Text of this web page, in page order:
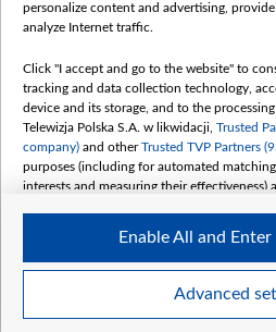
Белсат
Жэстачайшы
Belsat
Biełsat PL
Белсат
Белсат
Белсат
Белсат
My
personalize content and advertising,
analyze Internet traffic.
Click "I accept and go to the website" to
tracking and data collection technology,
device and its storage, and to the
Telewizja Polska S.A. w likwidacji, Trusted
company) and otherTrusted TVP Partners
purposes (including for automated
interests and measuring their effectiveness)
The purposes of processing your data by
follows:
Use limited data to select advertising
Create profiles for personalised
Advanced
Enable All and